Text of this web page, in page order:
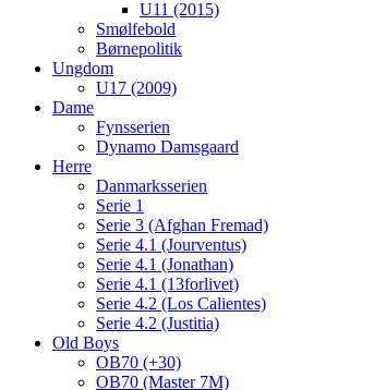
U11 (2015)
Smølfebold
Børnepolitik
Ungdom
U17 (2009)
Dame
Fynsserien
Dynamo Damsgaard
Herre
Danmarksserien
Serie 1
Serie 3 (Afghan Fremad)
Serie 4.1 (Jourventus)
Serie 4.1 (Jonathan)
Serie 4.1 (13forlivet)
Serie 4.2 (Los Calientes)
Serie 4.2 (Justitia)
Old Boys
OB70 (+30)
OB70 (Master 7M)